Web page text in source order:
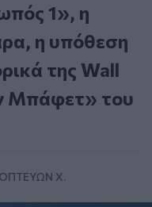
1», η
η υπόθεση
της Wall
Μπάφετ» του
Χ.